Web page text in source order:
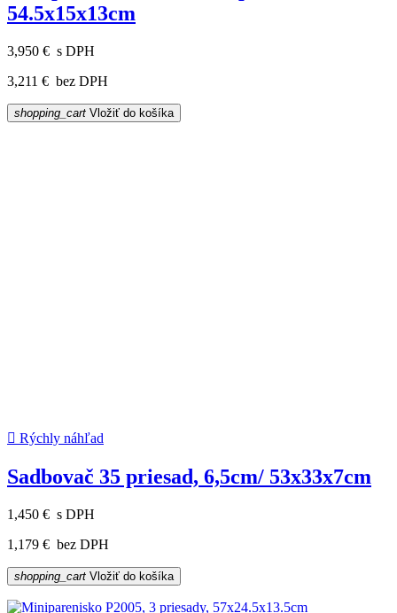
54.5x15x13cm
3,950 € s DPH
3,211 € bez DPH
shopping_cart Vložiť do košíka
 Rýchly náhľad
Sadbovač 35 priesad, 6,5cm/ 53x33x7cm
1,450 € s DPH
1,179 € bez DPH
shopping_cart Vložiť do košíka